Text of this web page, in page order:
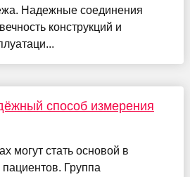
Надежные соединения
конструкций и
способ измерения
могут стать основой в
Группа